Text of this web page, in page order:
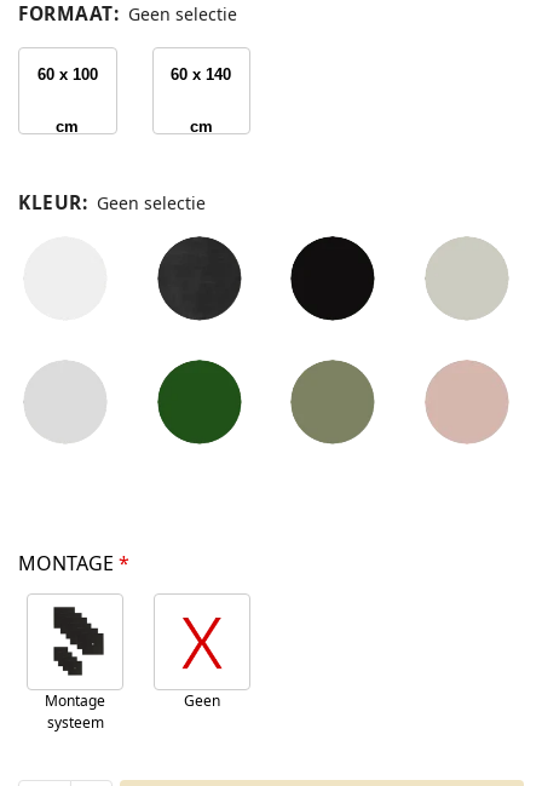
FORMAAT: Geen selectie
60 x 100
cm
60 x 140
cm
KLEUR: Geen selectie
MONTAGE *
Montage
systeem
Geen